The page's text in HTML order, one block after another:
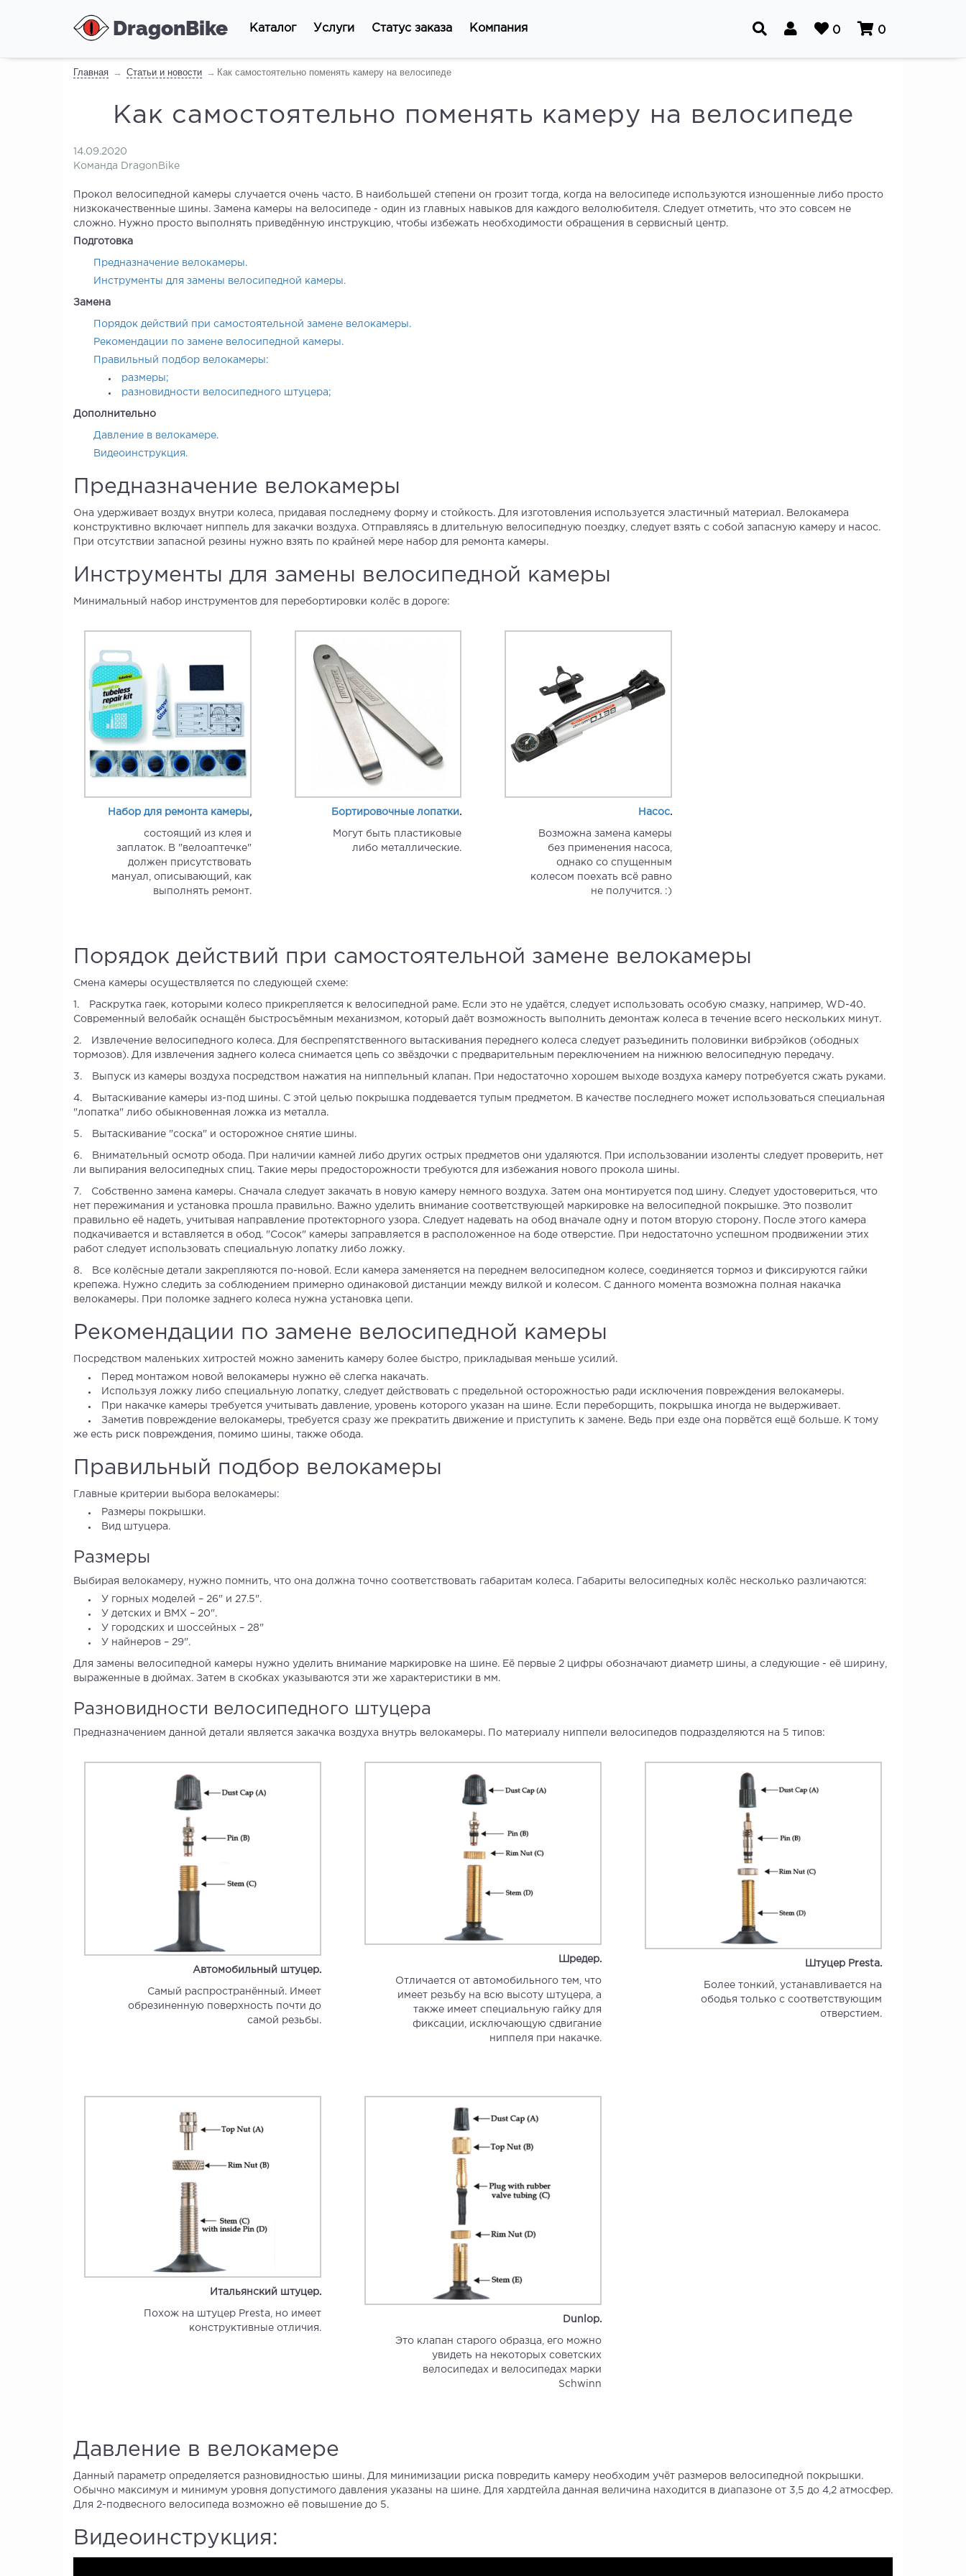
DragonBike 0 0
Каталог Услуги Статус заказа Компания
Главная Статьи и новости Как самостоятельно поменять камеру на велосипеде
Как самостоятельно поменять камеру на велосипеде
14.09.2020
Команда DragonBike
Прокол велосипедной камеры случается очень часто. В наибольшей степени он грозит тогда, когда на велосипеде используются изношенные либо просто
низкокачественные шины. Замена камеры на велосипеде - один из главных навыков для каждого велолюбителя. Следует отметить, что это совсем не
сложно. Нужно просто выполнять приведённую инструкцию, чтобы избежать необходимости обращения в сервисный центр.
Подготовка
Предназначение велокамеры.
Инструменты для замены велосипедной камеры.
Замена
Порядок действий при самостоятельной замене велокамеры.
Рекомендации по замене велосипедной камеры.
Правильный подбор велокамеры:
размеры;
разновидности велосипедного штуцера;
Дополнительно
Давление в велокамере.
Видеоинструкция.
Предназначение велокамеры
Она удерживает воздух внутри колеса, придавая последнему форму и стойкость. Для изготовления используется эластичный материал. Велокамера
конструктивно включает ниппель для закачки воздуха. Отправляясь в длительную велосипедную поездку, следует взять с собой запасную камеру и насос.
При отсутствии запасной резины нужно взять по крайней мере набор для ремонта камеры.
Инструменты для замены велосипедной камеры
Минимальный набор инструментов для перебортировки колёс в дороге:
Набор для ремонта камеры,
состоящий из клея и
заплаток. В "велоаптечке"
должен присутствовать
мануал, описывающий, как
выполнять ремонт.
Бортировочные лопатки.
Могут быть пластиковые
либо металлические.
Насос.
Возможна замена камеры
без применения насоса,
однако со спущенным
колесом поехать всё равно
не получится. :)
Порядок действий при самостоятельной замене велокамеры
Смена камеры осуществляется по следующей схеме:
Раскрутка гаек, которыми колесо прикрепляется к велосипедной раме. Если это не удаётся, следует использовать особую смазку, например, WD-40.
Современный велобайк оснащён быстросъёмным механизмом, который даёт возможность выполнить демонтаж колеса в течение всего нескольких минут.
Извлечение велосипедного колеса. Для беспрепятственного вытаскивания переднего колеса следует разъединить половинки вибрэйков (ободных
тормозов). Для извлечения заднего колеса снимается цепь со звёздочки с предварительным переключением на нижнюю велосипедную передачу.
Выпуск из камеры воздуха посредством нажатия на ниппельный клапан. При недостаточно хорошем выходе воздуха камеру потребуется сжать руками.
Вытаскивание камеры из-под шины. С этой целью покрышка поддевается тупым предметом. В качестве последнего может использоваться специальная
"лопатка" либо обыкновенная ложка из металла.
Вытаскивание "соска" и осторожное снятие шины.
Внимательный осмотр обода. При наличии камней либо других острых предметов они удаляются. При использовании изоленты следует проверить, нет
ли выпирания велосипедных спиц. Такие меры предосторожности требуются для избежания нового прокола шины.
Собственно замена камеры. Сначала следует закачать в новую камеру немного воздуха. Затем она монтируется под шину. Следует удостовериться, что
нет пережимания и установка прошла правильно. Важно уделить внимание соответствующей маркировке на велосипедной покрышке. Это позволит
правильно её надеть, учитывая направление протекторного узора. Следует надевать на обод вначале одну и потом вторую сторону. После этого камера
подкачивается и вставляется в обод. "Сосок" камеры заправляется в расположенное на боде отверстие. При недостаточно успешном продвижении этих
работ следует использовать специальную лопатку либо ложку.
Все колёсные детали закрепляются по-новой. Если камера заменяется на переднем велосипедном колесе, соединяется тормоз и фиксируются гайки
крепежа. Нужно следить за соблюдением примерно одинаковой дистанции между вилкой и колесом. С данного момента возможна полная накачка
велокамеры. При поломке заднего колеса нужна установка цепи.
Рекомендации по замене велосипедной камеры
Посредством маленьких хитростей можно заменить камеру более быстро, прикладывая меньше усилий.
Перед монтажом новой велокамеры нужно её слегка накачать.
Используя ложку либо специальную лопатку, следует действовать с предельной осторожностью ради исключения повреждения велокамеры.
При накачке камеры требуется учитывать давление, уровень которого указан на шине. Если переборщить, покрышка иногда не выдерживает.
Заметив повреждение велокамеры, требуется сразу же прекратить движение и приступить к замене. Ведь при езде она порвётся ещё больше. К тому
же есть риск повреждения, помимо шины, также обода.
Правильный подбор велокамеры
Главные критерии выбора велокамеры:
Размеры покрышки.
Вид штуцера.
Размеры
Выбирая велокамеру, нужно помнить, что она должна точно соответствовать габаритам колеса. Габариты велосипедных колёс несколько различаются:
У горных моделей – 26" и 27.5".
У детских и ВМХ – 20".
У городских и шоссейных – 28"
У найнеров – 29".
Для замены велосипедной камеры нужно уделить внимание маркировке на шине. Её первые 2 цифры обозначают диаметр шины, а следующие - её ширину,
выраженные в дюймах. Затем в скобках указываются эти же характеристики в мм.
Разновидности велосипедного штуцера
Предназначением данной детали является закачка воздуха внутрь велокамеры. По материалу ниппели велосипедов подразделяются на 5 типов:
Автомобильный штуцер.
Самый распространённый. Имеет
обрезиненную поверхность почти до
самой резьбы.
Шредер.
Отличается от автомобильного тем, что
имеет резьбу на всю высоту штуцера, а
также имеет специальную гайку для
фиксации, исключающую сдвигание
ниппеля при накачке.
Штуцер Presta.
Более тонкий, устанавливается на
ободья только с соответствующим
отверстием.
Итальянский штуцер.
Похож на штуцер Presta, но имеет
конструктивные отличия.
Dunlop.
Это клапан старого образца, его можно
увидеть на некоторых советских
велосипедах и велосипедах марки
Schwinn
Давление в велокамере
Данный параметр определяется разновидностью шины. Для минимизации риска повредить камеру необходим учёт размеров велосипедной покрышки.
Обычно максимум и минимум уровня допустимого давления указаны на шине. Для хардтейла данная величина находится в диапазоне от 3,5 до 4,2 атмосфер.
Для 2-подвесного велосипеда возможно её повышение до 5.
Видеоинструкция: